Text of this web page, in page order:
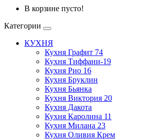
В корзине пусто!
Категории
КУХНЯ
Кухня Графит 74
Кухня Тиффани-19
Кухня Рио 16
Кухня Бруклин
Кухня Бьянка
Кухня Виктория 20
Кухня Дакота
Кухня Каролина 11
Кухня Милана 23
Кухня Оливия Крем